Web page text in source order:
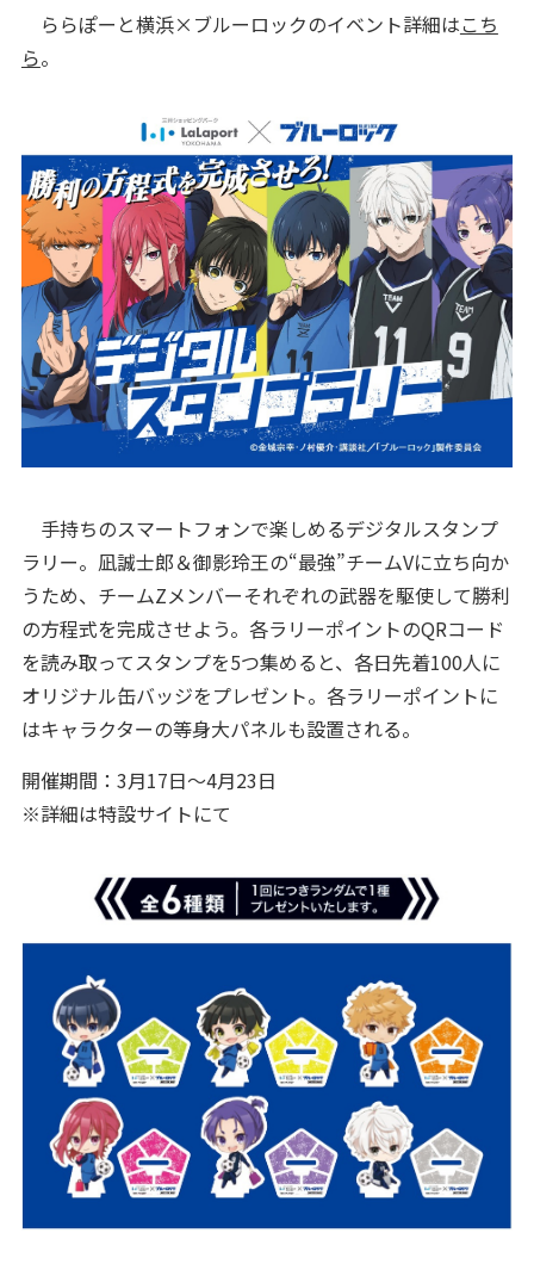
ららぽーと横浜×ブルーロックのイベント詳細はこち
ら。
手持ちのスマートフォンで楽しめるデジタルスタンプ
ラリー。凪誠士郎＆御影玲王の“最強”チームVに立ち向か
うため、チームZメンバーそれぞれの武器を駆使して勝利
の方程式を完成させよう。各ラリーポイントのQRコード
を読み取ってスタンプを5つ集めると、各日先着100人に
オリジナル缶バッジをプレゼント。各ラリーポイントに
はキャラクターの等身大パネルも設置される。
開催期間：3月17日～4月23日
※詳細は特設サイトにて